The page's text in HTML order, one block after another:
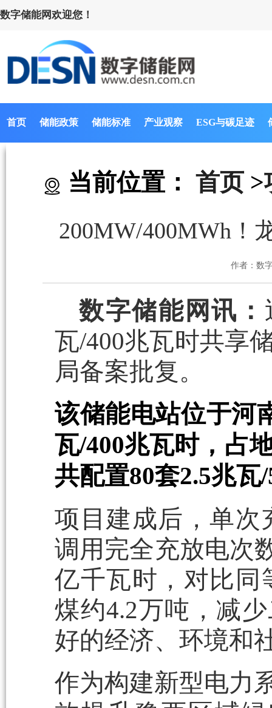
数字储能网欢迎您！
首页 储能政策 储能标准 产业观察 ESG与碳足迹
当前位置： 首页 >
200MW/400MWh！
作者：数
数字储能网讯：
瓦/400兆瓦时共享
局备案批复。
该储能电站位于河
瓦/400兆瓦时，占
共配置80套2.5兆
项目建成后，单次
调用完全充放电次
亿千瓦时，对比同
煤约4.2万吨，减
好的经济、环境和
作为构建新型电力